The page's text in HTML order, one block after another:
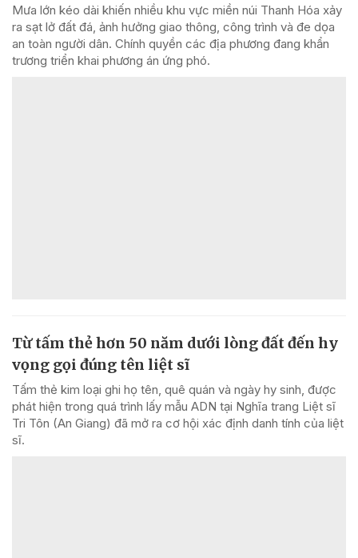
Mưa lớn kéo dài khiến nhiều khu vực miền núi Thanh Hóa xảy
ra sạt lở đất đá, ảnh hưởng giao thông, công trình và đe dọa
an toàn người dân. Chính quyền các địa phương đang khẩn
trương triển khai phương án ứng phó.
Từ tấm thẻ hơn 50 năm dưới lòng đất đến hy
vọng gọi đúng tên liệt sĩ
Tấm thẻ kim loại ghi họ tên, quê quán và ngày hy sinh, được
phát hiện trong quá trình lấy mẫu ADN tại Nghĩa trang Liệt sĩ
Tri Tôn (An Giang) đã mở ra cơ hội xác định danh tính của liệt
sĩ.